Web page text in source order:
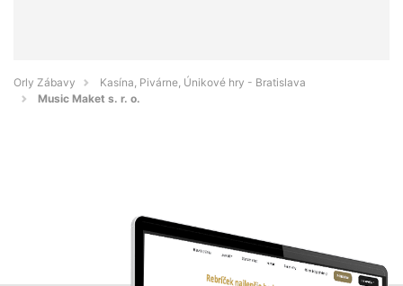
Orly Zábavy
Kasína, Pivárne, Únikové hry - Bratislava
Music Maket s. r. o.